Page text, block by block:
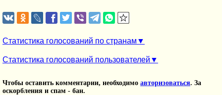
Статистика голосований по странам
Статистика голосований пользователей
Чтобы оставить комментарии, необходимо авторизоваться. За
оскорбления и спам - бан.